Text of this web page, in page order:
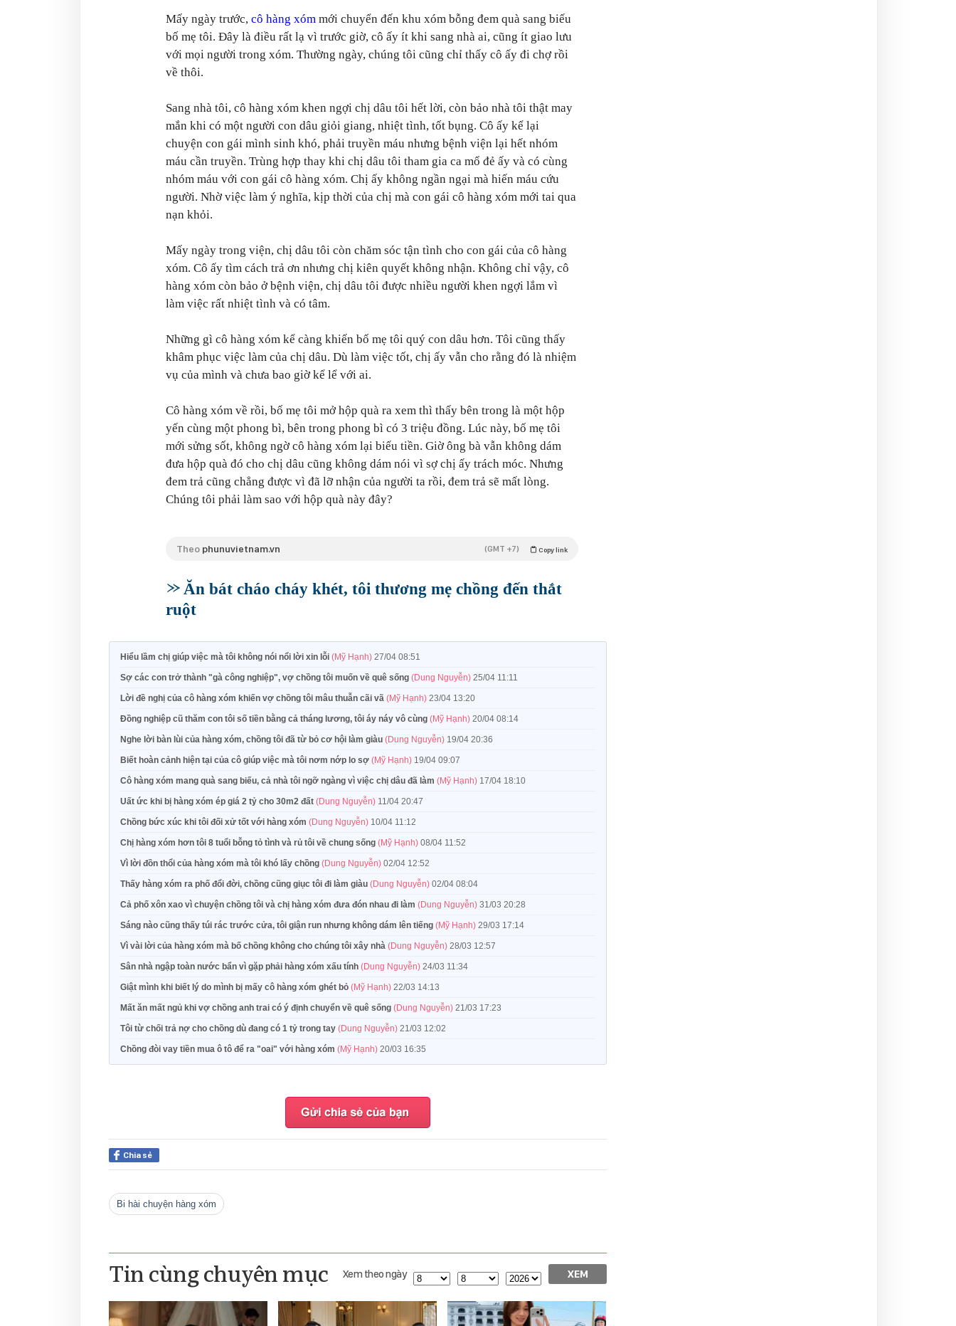
Mấy ngày trước, cô hàng xóm mới chuyển đến khu xóm bỗng đem quà sang biếu
bố mẹ tôi. Đây là điều rất lạ vì trước giờ, cô ấy ít khi sang nhà ai, cũng ít giao lưu
với mọi người trong xóm. Thường ngày, chúng tôi cũng chỉ thấy cô ấy đi chợ rồi
về thôi.
Sang nhà tôi, cô hàng xóm khen ngợi chị dâu tôi hết lời, còn bảo nhà tôi thật may
mắn khi có một người con dâu giỏi giang, nhiệt tình, tốt bụng. Cô ấy kể lại
chuyện con gái mình sinh khó, phải truyền máu nhưng bệnh viện lại hết nhóm
máu cần truyền. Trùng hợp thay khi chị dâu tôi tham gia ca mổ đẻ ấy và có cùng
nhóm máu với con gái cô hàng xóm. Chị ấy không ngần ngại mà hiến máu cứu
người. Nhờ việc làm ý nghĩa, kịp thời của chị mà con gái cô hàng xóm mới tai qua
nạn khỏi.
Mấy ngày trong viện, chị dâu tôi còn chăm sóc tận tình cho con gái của cô hàng
xóm. Cô ấy tìm cách trả ơn nhưng chị kiên quyết không nhận. Không chỉ vậy, cô
hàng xóm còn bảo ở bệnh viện, chị dâu tôi được nhiều người khen ngợi lắm vì
làm việc rất nhiệt tình và có tâm.
Những gì cô hàng xóm kể càng khiến bố mẹ tôi quý con dâu hơn. Tôi cũng thấy
khâm phục việc làm của chị dâu. Dù làm việc tốt, chị ấy vẫn cho rằng đó là nhiệm
vụ của mình và chưa bao giờ kể lể với ai.
Cô hàng xóm về rồi, bố mẹ tôi mở hộp quà ra xem thì thấy bên trong là một hộp
yến cùng một phong bì, bên trong phong bì có 3 triệu đồng. Lúc này, bố mẹ tôi
mới sửng sốt, không ngờ cô hàng xóm lại biếu tiền. Giờ ông bà vẫn không dám
đưa hộp quà đó cho chị dâu cũng không dám nói vì sợ chị ấy trách móc. Nhưng
đem trả cũng chẳng được vì đã lỡ nhận của người ta rồi, đem trả sẽ mất lòng.
Chúng tôi phải làm sao với hộp quà này đây?
Theo phunuvietnam.vn Copy link
(GMT +7)
Ăn bát cháo cháy khét, tôi thương mẹ chồng đến thắt
ruột
Hiểu lầm chị giúp việc mà tôi không nói nổi lời xin lỗi (Mỹ Hạnh) 27/04 08:51
Sợ các con trở thành "gà công nghiệp", vợ chồng tôi muốn về quê sống (Dung Nguyễn) 25/04 11:11
Lời đề nghị của cô hàng xóm khiến vợ chồng tôi mâu thuẫn cãi vã (Mỹ Hạnh) 23/04 13:20
Đồng nghiệp cũ thăm con tôi số tiền bằng cả tháng lương, tôi áy náy vô cùng (Mỹ Hạnh) 20/04 08:14
Nghe lời bàn lùi của hàng xóm, chồng tôi đã từ bỏ cơ hội làm giàu (Dung Nguyễn) 19/04 20:36
Biết hoàn cảnh hiện tại của cô giúp việc mà tôi nơm nớp lo sợ (Mỹ Hạnh) 19/04 09:07
Cô hàng xóm mang quà sang biếu, cả nhà tôi ngỡ ngàng vì việc chị dâu đã làm (Mỹ Hạnh) 17/04 18:10
Uất ức khi bị hàng xóm ép giá 2 tỷ cho 30m2 đất (Dung Nguyễn) 11/04 20:47
Chồng bức xúc khi tôi đối xử tốt với hàng xóm (Dung Nguyễn) 10/04 11:12
Chị hàng xóm hơn tôi 8 tuổi bỗng tỏ tình và rủ tôi về chung sống (Mỹ Hạnh) 08/04 11:52
Vì lời đồn thổi của hàng xóm mà tôi khó lấy chồng (Dung Nguyễn) 02/04 12:52
Thấy hàng xóm ra phố đổi đời, chồng cũng giục tôi đi làm giàu (Dung Nguyễn) 02/04 08:04
Cả phố xôn xao vì chuyện chồng tôi và chị hàng xóm đưa đón nhau đi làm (Dung Nguyễn) 31/03 20:28
Sáng nào cũng thấy túi rác trước cửa, tôi giận run nhưng không dám lên tiếng (Mỹ Hạnh) 29/03 17:14
Vì vài lời của hàng xóm mà bố chồng không cho chúng tôi xây nhà (Dung Nguyễn) 28/03 12:57
Sân nhà ngập toàn nước bẩn vì gặp phải hàng xóm xấu tính (Dung Nguyễn) 24/03 11:34
Giật mình khi biết lý do mình bị mấy cô hàng xóm ghét bỏ (Mỹ Hạnh) 22/03 14:13
Mất ăn mất ngủ khi vợ chồng anh trai có ý định chuyển về quê sống (Dung Nguyễn) 21/03 17:23
Tôi từ chối trả nợ cho chồng dù đang có 1 tỷ trong tay (Dung Nguyễn) 21/03 12:02
Chồng đòi vay tiền mua ô tô để ra "oai" với hàng xóm (Mỹ Hạnh) 20/03 16:35
Chia sẻ
bi hài chuyện hàng xóm
Tin cùng chuyên mục Xem theo ngày XEM